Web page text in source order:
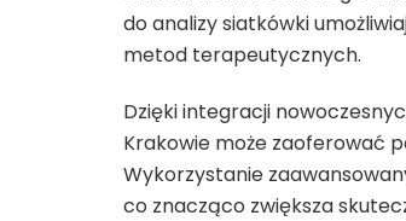
do analizy siatkówki
metod terapeutycznych.
Dzięki integracji
Krakowie może zaoferować
Wykorzystanie
co znacząco zwiększa